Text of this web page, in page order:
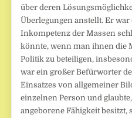
über deren
Überlegungen anstellt. Er war
Inkompetenz der Massen
könnte, wenn man ihnen die
Politik zu beteiligen,
war ein großer Befürworter
Einsatzes von allgemeiner
einzelnen Person und
angeborene Fähigkeit besitzt,